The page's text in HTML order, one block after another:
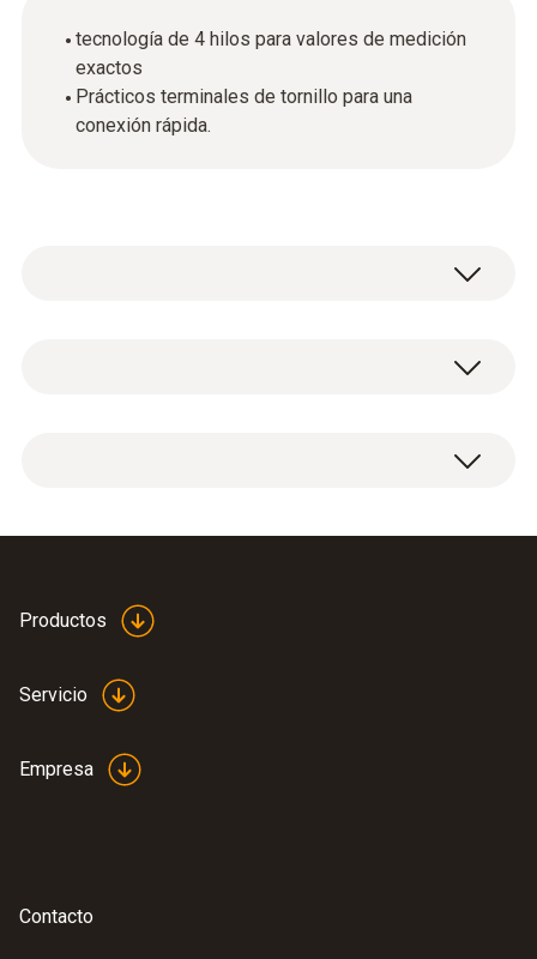
tecnología de 4 hilos para valores de medición
exactos
Prácticos terminales de tornillo para una
conexión rápida.
Instruction Manual
Connection Cable
Productos
Servicio
Empresa
Contacto